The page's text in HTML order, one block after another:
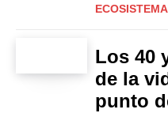
Los 40
de la
punto